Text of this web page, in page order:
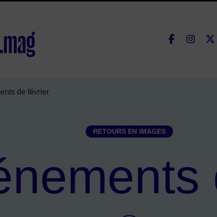
de Courbevoie
de février
RETOURS EN IMAGES